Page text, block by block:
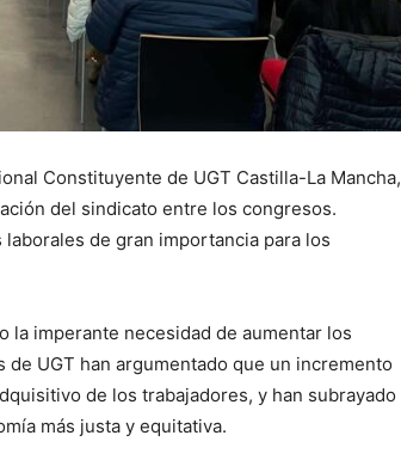
Constituyente de UGT Castilla-La Mancha,
del sindicato entre los congresos.
de gran importancia para los
la imperante necesidad de aumentar los
UGT han argumentado que un incremento
de los trabajadores, y han subrayado
más justa y equitativa.